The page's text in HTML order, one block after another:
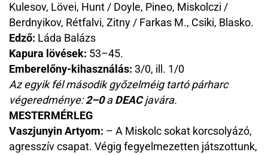
Kulesov, Lövei, Hunt / Doyle, Pineo, Miskolczi /
Berdnyikov, Rétfalvi, Zitny / Farkas M., Csiki, Blasko.
Edző: Láda Balázs
Kapura lövések: 53–45.
Emberelőny-kihasználás: 3/0, ill. 1/0
Az egyik fél második győzelméig tartó párharc
végeredménye:2–0aDEACjavára.
MESTERMÉRLEG
Vaszjunyin Artyom: – A Miskolc sokat korcsolyázó,
agresszív csapat. Végig fegyelmezetten játszottunk,